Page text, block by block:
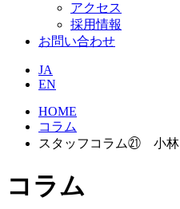
アクセス
採用情報
お問い合わせ
JA
EN
HOME
コラム
スタッフコラム㉑ 小林
コラム